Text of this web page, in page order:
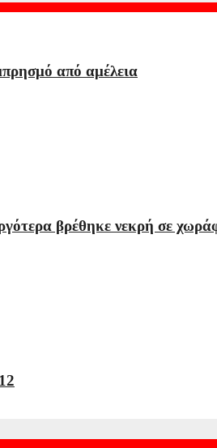
από αμέλεια
βρέθηκε νεκρή σε